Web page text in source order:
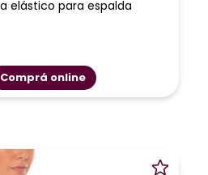
elástico para espalda
Comprá online